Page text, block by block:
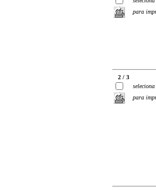
para
2 / 3
seleciona
para